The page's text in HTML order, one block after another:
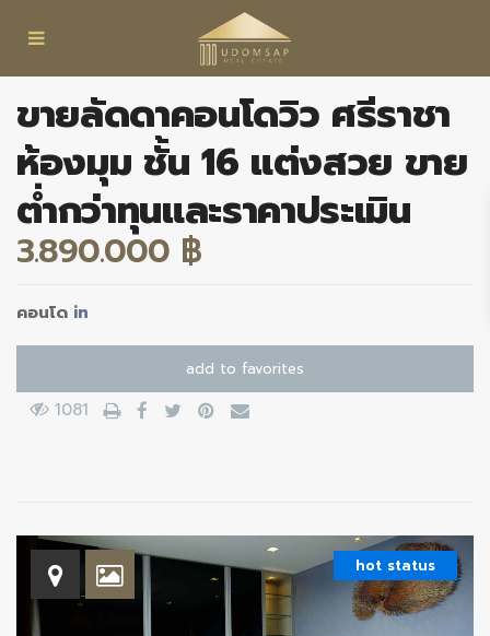
ขายลัดดาคอนโดวิว ศรีราชา
ห้องมุม ชั้น 16 แต่งสวย ขาย
ต่ำกว่าทุนและราคาประเมิน
3.890.000 ฿
คอนโด in
add to favorites
1081
hot status